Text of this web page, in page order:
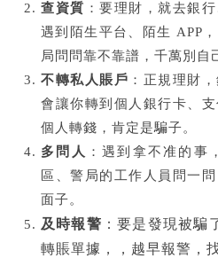
查資質 ：要理財，就去銀
遇到陌生平台、陌生 APP
局問問靠不靠譜，千萬別自
不轉私人賬戶 ：正規理財
會讓你轉到個人銀行卡、
個人轉錢，肯定是騙子。
多問人
：遇到拿不准的事
區、警局的工作人員問一
面子。
及時報警 ：要是發現被騙
轉賬單據，，越早報警，